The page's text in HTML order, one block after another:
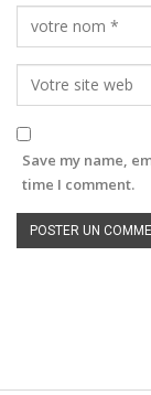
Save my name,
time I comment.